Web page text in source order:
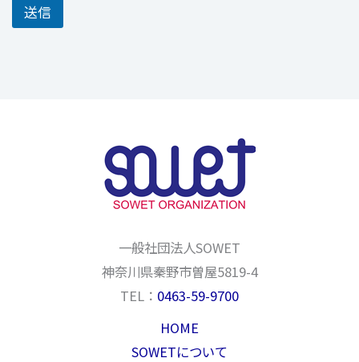
送信
一般社団法人SOWET
神奈川県秦野市曽屋5819-4
TEL： 0463-59-9700
HOME
SOWETについて